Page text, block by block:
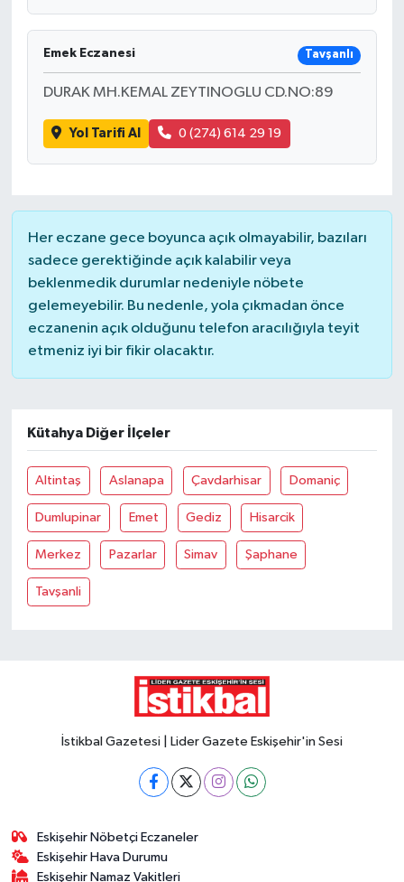
Emek Eczanesi Tavşanlı
DURAK MH.KEMAL ZEYTINOGLU CD.NO:89
Yol Tarifi Al 0 (274) 614 29 19
Her eczane gece boyunca açık olmayabilir, bazıları
sadece gerektiğinde açık kalabilir veya
beklenmedik durumlar nedeniyle nöbete
gelemeyebilir. Bu nedenle, yola çıkmadan önce
eczanenin açık olduğunu telefon aracılığıyla teyit
etmeniz iyi bir fikir olacaktır.
Kütahya Diğer İlçeler
Altintaş Aslanapa Çavdarhisar Domaniç
Dumlupinar Emet Gediz Hisarcik
Merkez Pazarlar Simav Şaphane
Tavşanli
İstikbal Gazetesi | Lider Gazete Eskişehir'in Sesi
Eskişehir Nöbetçi Eczaneler
Eskişehir Hava Durumu
Eskişehir Namaz Vakitleri